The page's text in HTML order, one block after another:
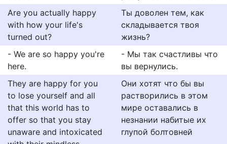
Are you actually happy
with how your life's
turned out?
Ты доволен тем, как
складывается твоя
жизнь?
- We are so happy you're
here.
- Мы так счастливы что
вы вернулись.
They are happy for you
to lose yourself and all
that this world has to
offer so that you stay
unaware and intoxicated
Они хотят что бы вы
растворились в этом
мире оставались в
незнании набитые их
глупой болтовней